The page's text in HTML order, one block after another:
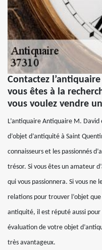
Contactez
vous êtes à la
vous voulez vendre
L’antiquaire Antiquaire M.
d’objet d’antiquité à Saint
connaisseurs et les passionnés
trésor. Si vous êtes un amateur
qui vous passionnera. Si vous ne
relations pour trouver l’objet
antiquité, il est réputé aussi pour
évaluation de votre objet
très avantageux.